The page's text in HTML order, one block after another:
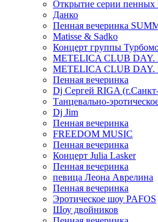
Открытие серии пенных
Данко
Пенная вечеринка
Matisse & Sadko
Концерт группы
METELICA CLUB DAY.
METELICA CLUB DAY.
Пенная вечеринка
Dj Сергей RIGA
Танцевально-
Dj Jim
Пенная вечеринка
FREEDOM MUSIC
Пенная вечеринка
Концерт Julia Lasker
Пенная вечеринка
певица Леона Аврелина
Пенная вечеринка
Эротическое шоу PAFOS
Шоу двойников